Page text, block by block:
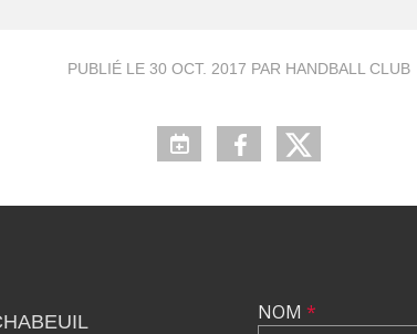
PUBLIÉ LE 30 OCT. 2017 PAR HANDBALL CLUB
NOM *